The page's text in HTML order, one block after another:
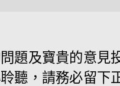
題及寶貴的意見
聽，請務必留下